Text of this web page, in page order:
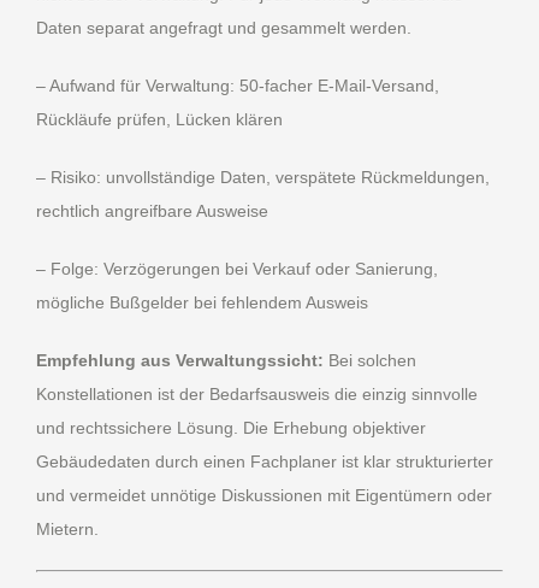
Daten separat angefragt und gesammelt werden.
– Aufwand für Verwaltung: 50-facher E-Mail-Versand,
Rückläufe prüfen, Lücken klären
– Risiko: unvollständige Daten, verspätete Rückmeldungen,
rechtlich angreifbare Ausweise
– Folge: Verzögerungen bei Verkauf oder Sanierung,
mögliche Bußgelder bei fehlendem Ausweis
Empfehlung aus Verwaltungssicht: Bei solchen
Konstellationen ist der Bedarfsausweis die einzig sinnvolle
und rechtssichere Lösung. Die Erhebung objektiver
Gebäudedaten durch einen Fachplaner ist klar strukturierter
und vermeidet unnötige Diskussionen mit Eigentümern oder
Mietern.